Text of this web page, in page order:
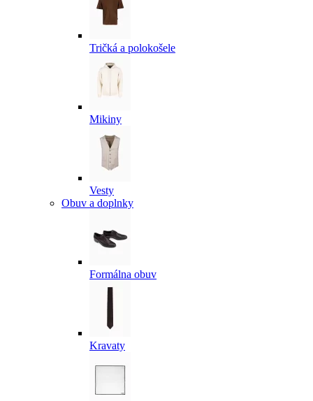
Tričká a polokošele
Mikiny
Vesty
Obuv a doplnky
Formálna obuv
Kravaty